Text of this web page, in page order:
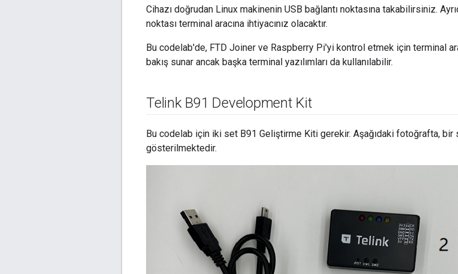
Cihazı doğrudan Linux makinenin USB bağlantı noktasına takabilirsiniz.
noktası terminal aracına ihtiyacınız olacaktır.
Bu codelab'de, FTD Joiner ve Raspberry Pi'yi kontrol etmek için terminal
bakış sunar ancak başka terminal yazılımları da kullanılabilir.
Telink B91 Development Kit
Bu codelab için iki set B91 Geliştirme Kiti gerekir. Aşağıdaki fotoğrafta,
gösterilmektedir.